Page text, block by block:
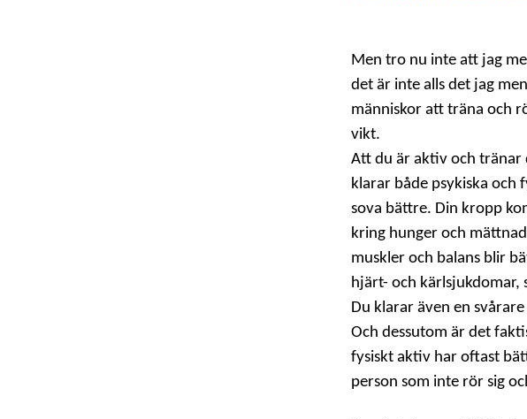
Men tro nu inte att jag
det är inte alls det jag
människor att träna och
vikt.
Att du är aktiv och tränar
klarar både psykiska och
sova bättre. Din kropp
kring hunger och
muskler och balans blir
hjärt- och kärlsjukdomar,
Du klarar även en
Och dessutom är det
fysiskt aktiv har oftast
person som inte rör sig